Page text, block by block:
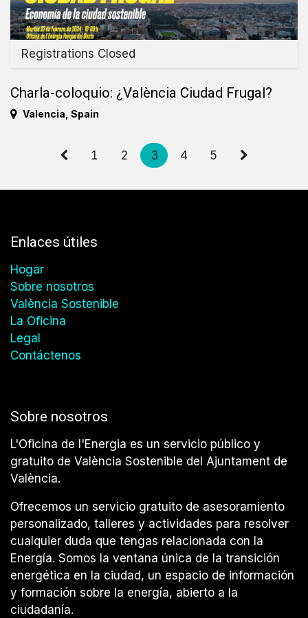
Registrations Closed
Charla-coloquio: ¿València Ciudad Frugal?
Valencia Spain
1 2 3 4 5
Enlaces útiles
Hogar
Sobre nosotros
València Sostenible
La Oficina
Legal
Contáctenos
Sobre nosotros
L'Oficina de l'Energia es un servicio público y
gratuito de València Sostenible del Ajuntament de
València.
Ofrecemos un servicio gratuito de asesoramiento
personalizado, talleres y actividades para resolver
cualquier duda que tengas relacionada con la
Energía. Somos la ventana única de la transición
energética en la ciudad, un espacio de información
y formación sobre la energía, abierto a la
ciudadanía.